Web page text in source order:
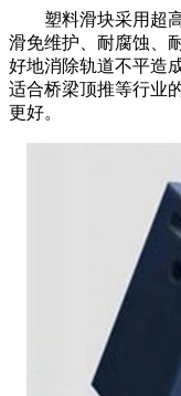
塑料滑块采用超高
滑免维护、耐腐蚀、
好地消除轨道不平造
适合桥梁顶推等行业
更好。